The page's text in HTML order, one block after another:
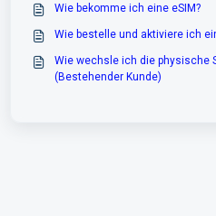
Wie bekomme ich eine eSIM?
Wie bestelle und aktiviere ich
Wie wechsle ich die physische
(Bestehender Kunde)